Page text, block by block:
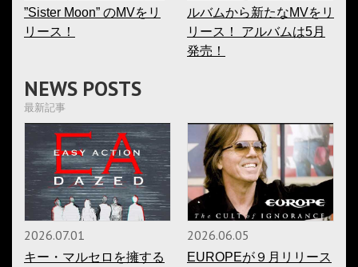
”Sister Moon” のMVをリ
リース！
ルバムから新たなMVをリ
リース！ アルバムは5月
発売！
NEWS POSTS
最新記事
2026.07.01
キー・マルセロを擁する
2026.06.05
EUROPEが９月リリース